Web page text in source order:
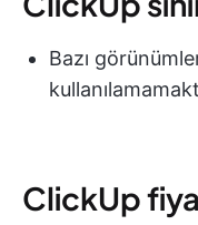
Bazı
ClickUp